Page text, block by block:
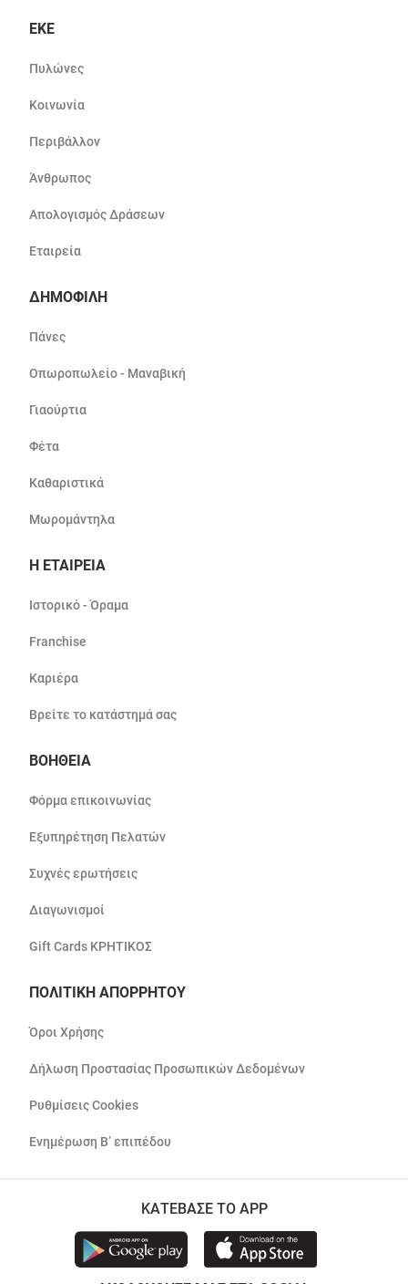
ΕΚΕ
Πυλώνες
Κοινωνία
Περιβάλλον
Άνθρωπος
Απολογισμός Δράσεων
Εταιρεία
ΔΗΜΟΦΙΛΗ
Πάνες
Οπωροπωλείο - Μαναβική
Γιαούρτια
Φέτα
Καθαριστικά
Μωρομάντηλα
Η ΕΤΑΙΡΕΙΑ
Ιστορικό - Όραμα
Franchise
Καριέρα
Βρείτε το κατάστημά σας
ΒΟΗΘΕΙΑ
Φόρμα επικοινωνίας
Εξυπηρέτηση Πελατών
Συχνές ερωτήσεις
Διαγωνισμοί
Gift Cards ΚΡΗΤΙΚΟΣ
ΠΟΛΙΤΙΚΗ ΑΠΟΡΡΗΤΟΥ
Όροι Χρήσης
Δήλωση Προστασίας Προσωπικών Δεδομένων
Ρυθμίσεις Cookies
Ενημέρωση Β’ επιπέδου
ΚΑΤΕΒΑΣΕ ΤΟ APP